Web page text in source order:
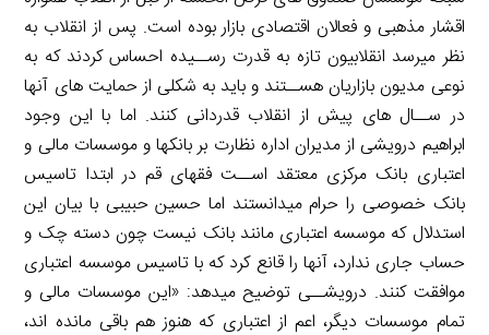
اقشار مذهبی و فعالان اقتصادی بازار بوده است. پس از انقلاب به
نظر میرسد انقلابیون تازه به قدرت رســیده احساس کردند که به
نوعی مدیون بازاریان هســتند و باید به شکلی از حمایت های آنها
در ســال های پیش از انقلاب قدردانی کنند. اما با این وجود
ابراهیم درویشی از مدیران اداره نظارت بر بانکها و موسسات مالی و
اعتباری بانک مرکزی معتقد اســت فقهای قم در ابتدا تاسیس
بانک خصوصی را حرام میدانستند اما حسین حبیبی با بیان این
استدلال که موسسه اعتباری مانند بانک نیست چون دسته چک و
حساب جاری ندارد، آنها را قانع کرد که با تاسیس موسسه اعتباری
موافقت کنند. درویشــی توضیح میدهد: «این موسسات مالی و
تمام موسسات دیگر، اعم از اعتباری که هنوز هم باقی مانده اند،